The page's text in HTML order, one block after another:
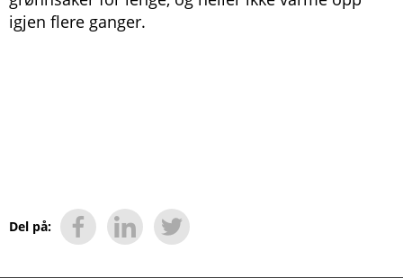
igjen flere ganger.
Del på: